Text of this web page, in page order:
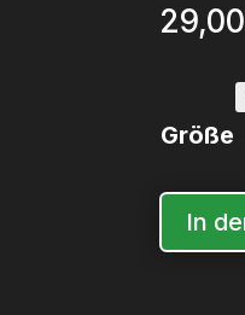
29,00
Größe
In